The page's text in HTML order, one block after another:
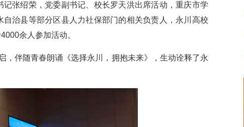
张绍荣，党委副书记、校长罗天洪出席活动，重庆市学
治县等部分区县人力社保部门的相关负责人，永川高校
余人参加活动。
，伴随青春朗诵《选择永川，拥抱未来》，生动诠释了永